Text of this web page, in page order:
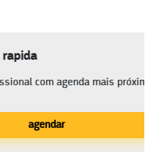
escolha o profissional